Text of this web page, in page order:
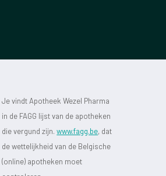
Je vindt Apotheek Wezel Pharma
in de FAGG lijst van de apotheken
die vergund zijn.www.fagg.be, dat
de wettelijkheid van de Belgische
(online) apotheken moet